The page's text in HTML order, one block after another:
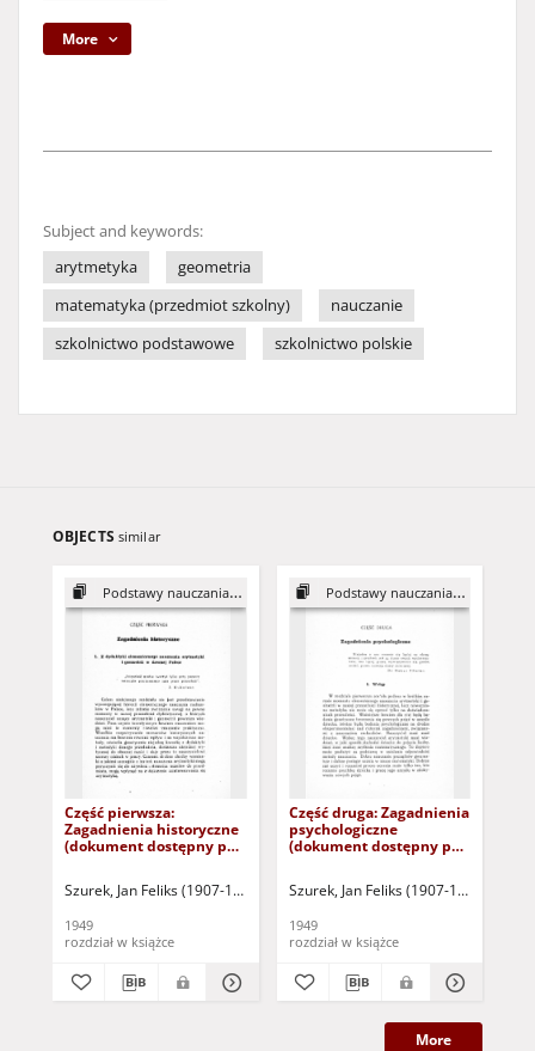
More
Subject and keywords:
arytmetyka
geometria
matematyka (przedmiot szkolny)
nauczanie
szkolnictwo podstawowe
szkolnictwo polskie
OBJECTS similar
Podstawy nauczania arytmetyki...
Część pierwsza:
Zagadnienia historyczne
(dokument dostępny po
wzroku)
Szurek, Jan Feliks (1907-1999)
1949
rozdział w książce
Podstawy nauczania arytmetyki...
Część druga: Zagadnienia
psychologiczne
(dokument dostępny po
wzroku)
Szurek, Jan Feliks (1907-1999)
1949
rozdział w książce
More